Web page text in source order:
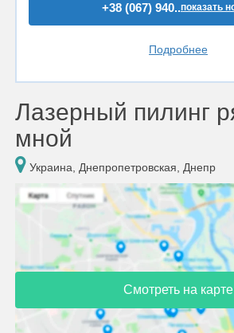
+38 (067) 940..показать
Подробнее
Лазерный пилинг
мной
Украина, Днепропетровская, Днепр
Смотреть на карте